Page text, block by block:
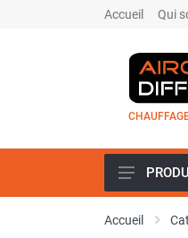
Accueil Qui
Climatiseur
Accueil